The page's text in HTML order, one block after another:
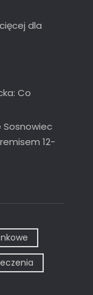
dla
Co
Sosnowiec
12-